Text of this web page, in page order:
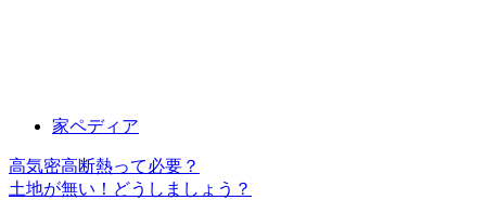
家ペディア
高気密高断熱って必要？
土地が無い！どうしましょう？